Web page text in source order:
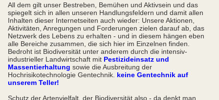
All dem gilt unser Bestreben, Bemühen und Aktivsein und das
spiegelt sich in allen unseren Handlungsfeldern und damit allen
Inhalten dieser Internetseiten auch wieder: Unsere Aktionen,
Aktivitäten, Anregungen und Forderungen zielen darauf ab, das
Netzwerk des Lebens zu erhalten - und in diesem hängen eben
alle Bereiche zusammen, die sich hier im Einzelnen finden.
Bedroht ist Biodiversität unter anderem durch die intensiv-
industrieller Landwirtschaft mit Pestizideinsatz und
Massentierhaltung sowie die Ausbreitung der
Hochrisikotechnologie Gentechnik. keine Gentechnik auf
unserem Teller!
Schutz der Artenvielfalt, der Biodiversität also - da denkt man